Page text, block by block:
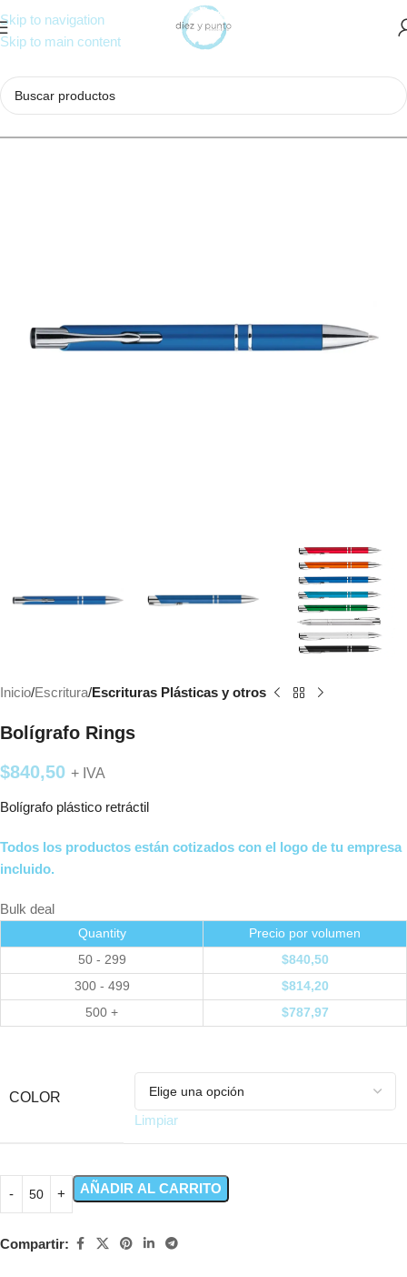
Skip to navigation
Skip to main content
Inicio Escritura Escrituras Plásticas y otros
Bolígrafo Rings
$840,50 + IVA
Bolígrafo plástico retráctil
Todos los productos están cotizados con el logo de tu empresa
incluido.
Bulk deal
Quantity
Precio por volumen
50 - 299
$840,50
300 - 499
$814,20
500 +
$787,97
COLOR
Limpiar
AÑADIR AL CARRITO
Compartir: